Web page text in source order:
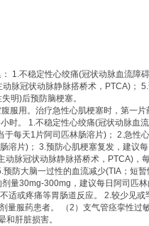
1.不稳定性心绞痛(冠状动脉血流障
脉冠状动脉静脉搭桥术，PTCA)；
明)后预防脑梗塞。
服用。治疗急性心肌梗塞时，第一
时。 1.不稳定性心绞痛(冠状动脉血
每天1片阿司匹林肠溶片)； 2.急性
溶片)； 3.预防心肌梗塞复发，建议
动脉冠状动脉静脉搭桥术，PTCA)
防大脑一过性的血流减少(TIA；短
量30mg-300mg，建议每日阿司匹
适或疼痛等胃肠道反应。 2.较少见
量服药患者。 （2）支气管痉挛性
和肝脏损害。